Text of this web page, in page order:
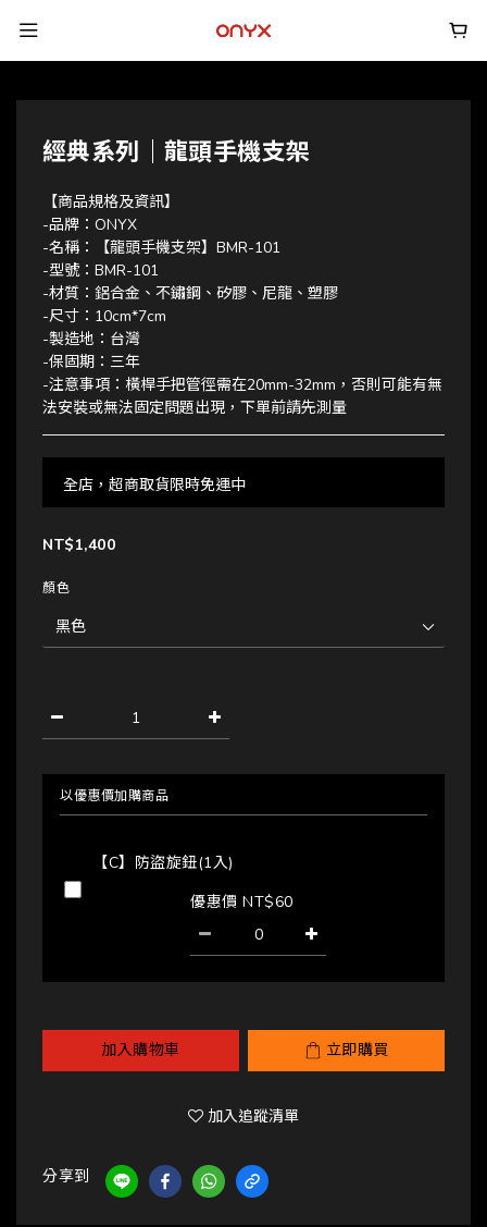
經典系列｜龍頭手機支架
【商品規格及資訊】
-品牌：ONYX
-名稱：【龍頭手機支架】BMR-101
-型號：BMR-101
-材質：鋁合金、不鏽鋼、矽膠、尼龍、塑膠
-尺寸：10cm*7cm
-製造地：台灣
-保固期：三年
-注意事項：橫桿手把管徑需在20mm-32mm，否則可能有無
法安裝或無法固定問題出現，下單前請先測量
全店，超商取貨限時免運中
NT$1,400
顏色
以優惠價加購商品
【C】防盜旋鈕(1入)
優惠價 NT$60
加入購物車 立即購買
加入追蹤清單
分享到